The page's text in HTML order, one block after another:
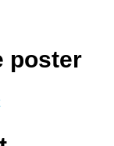
poster